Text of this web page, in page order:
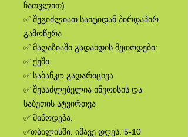
ჩათვლით)
✅ შეგიძლიათ საიტიდან პირდაპირ
გამოწერა
✅ მაღაზიაში გადახდის მეთოდები:
✅ ქეში
✅ საბანკო გადარიცხვა
✅ შესაძლებელია ინვოისის და
საბუთის ატვირთვა
✅ მიწოდება:
✅თბილისში: იმავე დღეს: 5-10